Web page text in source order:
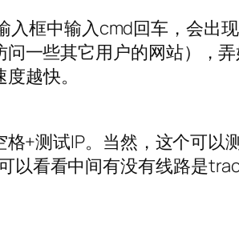
框中输入cmd回车，会出
一些其它用户的网站），
越快。
+测试IP。当然，这个可以
看看中间有没有线路是